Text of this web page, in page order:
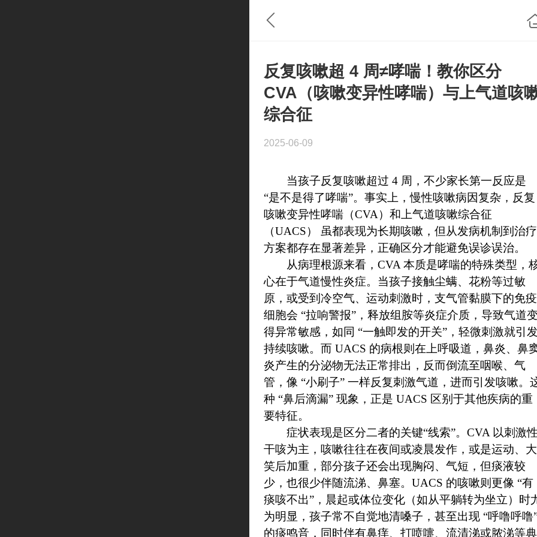
反复咳嗽超 4 周≠哮喘！教你区分
CVA（咳嗽变异性哮喘）与上气道咳
综合征
2025-06-09
当孩子反复咳嗽超过 4 周，不少家长第一反应是
“是不是得了哮喘”。事实上，慢性咳嗽病因复杂， 反复
咳嗽变异性哮喘（CVA）和上气道咳嗽综合征
（UACS） 虽都表现为长期咳嗽，但从发病机制到治疗
方案都存在显著差异，正确区分才能避免误诊误治。
从病理根源来看，CVA 本质是哮喘的特殊类型，
心在于气道慢性炎症。当孩子接触尘螨、花粉等过敏
原，或受到冷空气、运动刺激时，支气管黏膜下的免疫
细胞会 “拉响警报”，释放组胺等炎症介质，导致气道
得异常敏感，如同 “一触即发的开关”，轻微刺激就引
持续咳嗽。而 UACS 的病根则在上呼吸道，鼻炎、鼻
炎产生的分泌物无法正常排出，反而倒流至咽喉、气
管，像 “小刷子” 一样反复刺激气道，进而引发咳嗽。
种 “鼻后滴漏” 现象，正是 UACS 区别于其他疾病的重
要特征。
症状表现是区分二者的关键“线索”。CVA 以刺激
干咳为主，咳嗽往往在夜间或凌晨发作，或是运动、大
笑后加重，部分孩子还会出现胸闷、气短，但痰液较
少，也很少伴随流涕、鼻塞。UACS 的咳嗽则更像 “有
痰咳不出”，晨起或体位变化（如从平躺转为坐立）时
为明显，孩子常不自觉地清嗓子，甚至出现 “呼噜呼噜
的痰鸣音，同时伴有鼻痒、打喷嚏、流清涕或脓涕等典